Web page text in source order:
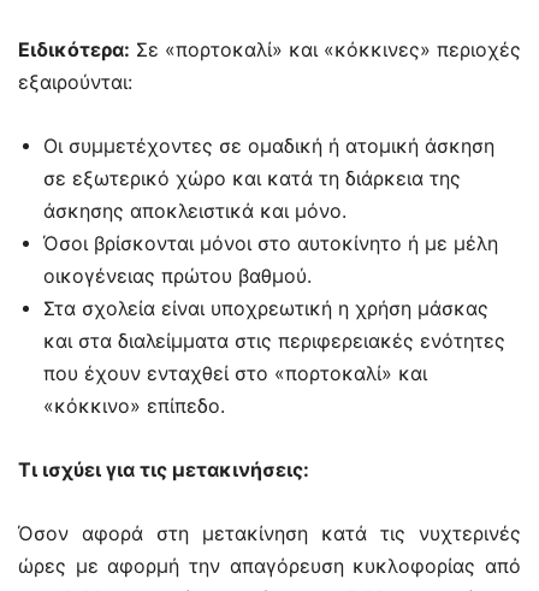
Ειδικότερα: Σε «πορτοκαλί» και «κόκκινες» περιοχές
εξαιρούνται:
Οι συμμετέχοντες σε ομαδική ή ατομική άσκηση
σε εξωτερικό χώρο και κατά τη διάρκεια της
άσκησης αποκλειστικά και μόνο.
Όσοι βρίσκονται μόνοι στο αυτοκίνητο ή με μέλη
οικογένειας πρώτου βαθμού.
Στα σχολεία είναι υποχρεωτική η χρήση μάσκας
και στα διαλείμματα στις περιφερειακές ενότητες
που έχουν ενταχθεί στο «πορτοκαλί» και
«κόκκινο» επίπεδο.
Τι ισχύει για τις μετακινήσεις:
Όσον αφορά στη μετακίνηση κατά τις νυχτερινές
ώρες με αφορμή την απαγόρευση κυκλοφορίας από